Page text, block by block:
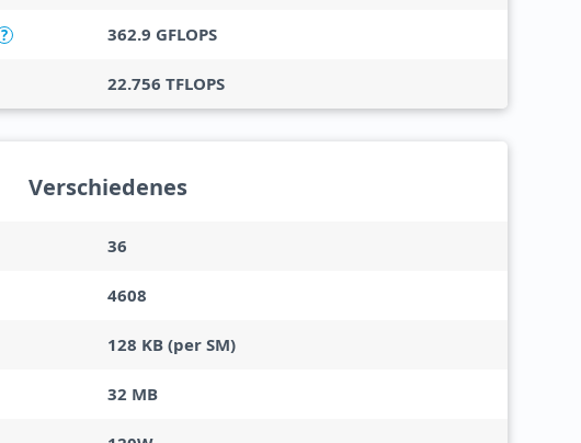
? 362.9 GFLOPS
22.756 TFLOPS
Verschiedenes
36
4608
128 KB (per SM)
32 MB